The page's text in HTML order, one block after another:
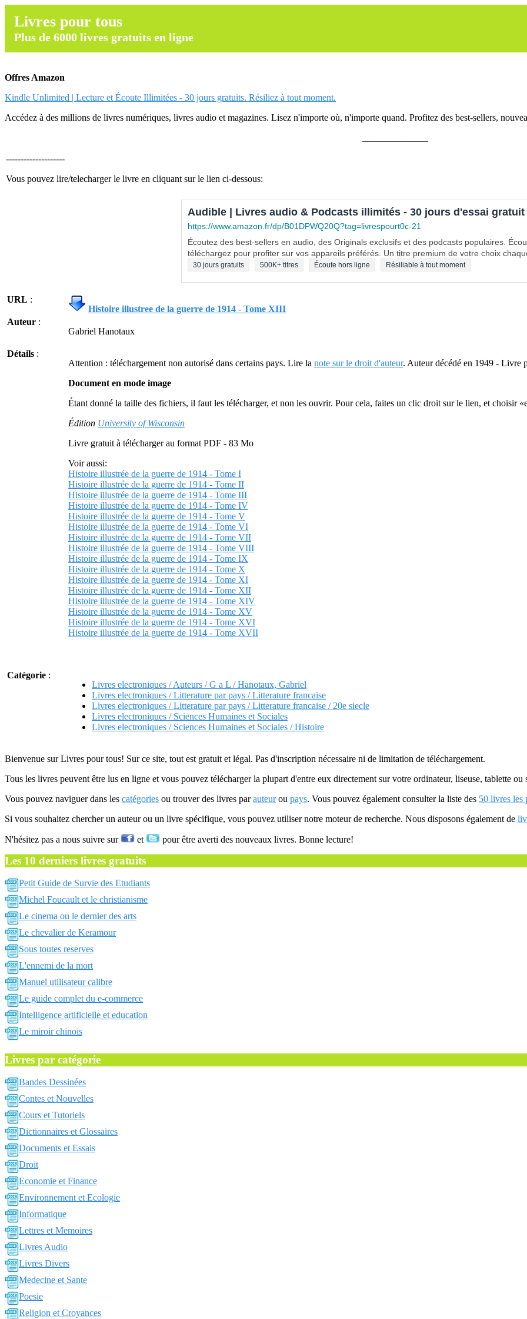
Livres pour tous
Plus de 6000 livres gratuits en ligne
Offres Amazon
Kindle Unlimited | Lecture et Écoute Illimitées - 30 jours gratuits. Résiliez à tout moment.
Accédez à des millions de livres numériques, livres audio et magazines. Lisez n'importe où, n'importe quand. Profitez des best-sellers,
--------------------
Vous pouvez lire/telecharger le livre en cliquant sur le lien ci-dessous:
Audible | Livres audio & Podcasts illimités - 30 jours d'essai gratuit
https://www.amazon.fr/dp/B01DPWQ20Q?tag=livrespourt0c-21
Écoutez des best-sellers en audio, des Originals exclusifs et des podcasts populaires.
téléchargez pour profiter sur vos appareils préférés. Un titre premium de votre choix
30 jours gratuits 500K+ titres Écoute hors ligne Résiliable à tout moment
URL :
Histoire illustree de la guerre de 1914 - Tome XIII
Auteur :
Gabriel Hanotaux
Détails :
Attention : téléchargement non autorisé dans certains pays. Lire la note sur le droit d'auteur. Auteur décédé en 1949 - Livre
Document en mode image
Étant donné la taille des fichiers, il faut les télécharger, et non les ouvrir. Pour cela, faites un clic droit sur le lien, et choisir
Édition University of Wisconsin
Livre gratuit à télécharger au format PDF - 83 Mo
Voir aussi:
Histoire illustrée de la guerre de 1914 - Tome I
Histoire illustrée de la guerre de 1914 - Tome II
Histoire illustrée de la guerre de 1914 - Tome III
Histoire illustrée de la guerre de 1914 - Tome IV
Histoire illustrée de la guerre de 1914 - Tome V
Histoire illustrée de la guerre de 1914 - Tome VI
Histoire illustrée de la guerre de 1914 - Tome VII
Histoire illustrée de la guerre de 1914 - Tome VIII
Histoire illustrée de la guerre de 1914 - Tome IX
Histoire illustrée de la guerre de 1914 - Tome X
Histoire illustrée de la guerre de 1914 - Tome XI
Histoire illustrée de la guerre de 1914 - Tome XII
Histoire illustrée de la guerre de 1914 - Tome XIV
Histoire illustrée de la guerre de 1914 - Tome XV
Histoire illustrée de la guerre de 1914 - Tome XVI
Histoire illustrée de la guerre de 1914 - Tome XVII
Catégorie :
Livres electroniques / Auteurs / G a L / Hanotaux, Gabriel
Livres electroniques / Litterature par pays / Litterature francaise
Livres electroniques / Litterature par pays / Litterature francaise / 20e siecle
Livres electroniques / Sciences Humaines et Sociales
Livres electroniques / Sciences Humaines et Sociales / Histoire
Bienvenue sur Livres pour tous! Sur ce site, tout est gratuit et légal. Pas d'inscription nécessaire ni de limitation de téléchargement.
Tous les livres peuvent être lus en ligne et vous pouvez télécharger la plupart d'entre eux directement sur votre ordinateur, liseuse, tablette ou
Vous pouvez naviguer dans les catégories ou trouver des livres parauteurou pays. Vous pouvez également consulter la liste des 50 livres les
Si vous souhaitez chercher un auteur ou un livre spécifique, vous pouvez utiliser notre moteur de recherche. Nous disposons également de
N'hésitez pas a nous suivre sur et pour être averti des nouveaux livres. Bonne lecture!
Les 10 derniers livres gratuits
Petit Guide de Survie des Etudiants
Michel Foucault et le christianisme
Le cinema ou le dernier des arts
Le chevalier de Keramour
Sous toutes reserves
L'ennemi de la mort
Manuel utilisateur calibre
Le guide complet du e-commerce
Intelligence artificielle et education
Le miroir chinois
Livres par catégorie
Bandes Dessinées
Contes et Nouvelles
Cours et Tutoriels
Dictionnaires et Glossaires
Documents et Essais
Droit
Economie et Finance
Environnement et Ecologie
Informatique
Lettres et Memoires
Livres Audio
Livres Divers
Medecine et Sante
Poesie
Religion et Croyances